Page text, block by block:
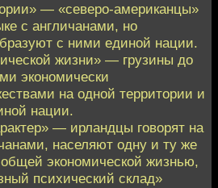
— «северо-американцы»
с англичанами, но
с ними единой нации.
жизни» — грузины до
экономически
на одной территории и
нации.
— ирландцы говорят на
населяют одну и ту же
экономической жизнью,
психический склад»